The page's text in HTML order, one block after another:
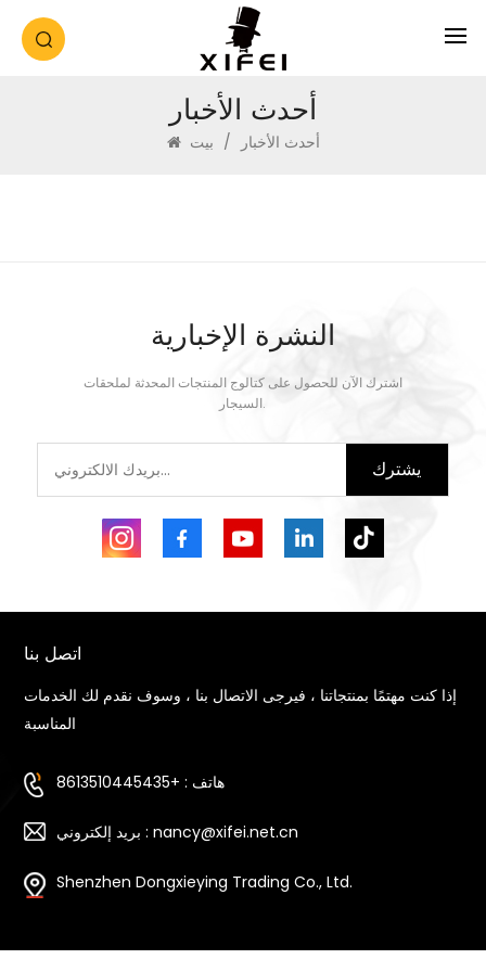
أحدث الأخبار
/ أحدث الأخبار
النشرة الإخبارية
اشترك الآن للحصول على كتالوج المنتجات المحدثة لملحقات
السيجار.
يشترك
اتصل بنا
إذا كنت مهتمًا بمنتجاتنا ، فيرجى الاتصال بنا ، وسوف نقدم لك الخدمات
المناسبة
هاتف : +8613510445435
بريد إلكتروني : nancy@xifei.net.cn
Shenzhen Dongxieying Trading Co., Ltd.